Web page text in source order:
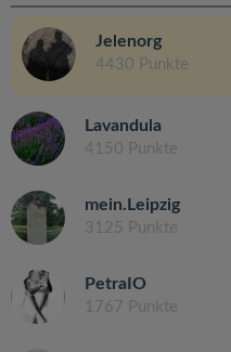
Jelenorg
4430 Punkte
Lavandula
4150 Punkte
mein.Leipzig
3125 Punkte
PetraIO
1767 Punkte